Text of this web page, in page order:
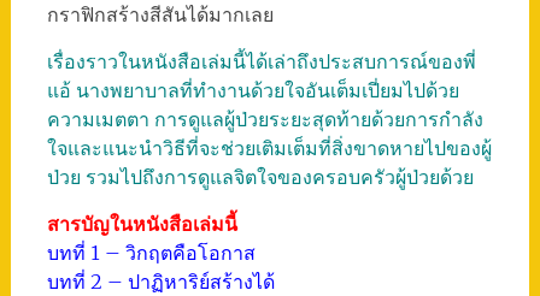
กราฟิกสร้างสีสันได้มากเลย
เรื่องราวในหนังสือเล่มนี้ได้เล่าถึงประสบการณ์ของพี่
แอ้ นางพยาบาลที่ทำงานด้วยใจอันเต็มเปี่ยมไปด้วย
ความเมตตา การดูแลผู้ป่วยระยะสุดท้ายด้วยการกำลัง
ใจและแนะนำวิธีที่จะช่วยเติมเต็มที่สิ่งขาดหายไปของผู้
ป่วย รวมไปถึงการดูแลจิตใจของครอบครัวผู้ป่วยด้วย
สารบัญในหนังสือเล่มนี้
บทที่ 1 – วิกฤตคือโอกาส
บทที่ 2 – ปาฏิหาริย์สร้างได้